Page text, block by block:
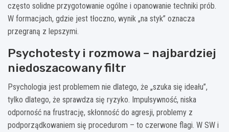
często solidne przygotowanie ogólne i opanowanie techniki prób.
W formacjach, gdzie jest tłoczno, wynik „na styk” oznacza
przegraną z lepszymi.
Psychotesty i rozmowa – najbardziej
niedoszacowany filtr
Psychologia jest problemem nie dlatego, że „szuka się ideału”,
tylko dlatego, że sprawdza się ryzyko. Impulsywność, niska
odporność na frustrację, skłonność do agresji, problemy z
podporządkowaniem się procedurom – to czerwone flagi. W SW i